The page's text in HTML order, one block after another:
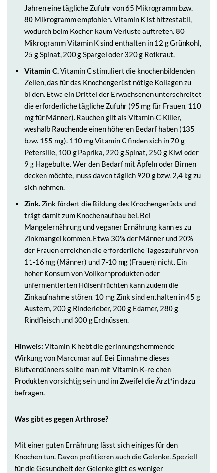
Jahren eine tägliche Zufuhr von 65 Mikrogramm bzw.
80 Mikrogramm empfohlen. Vitamin K ist hitzestabil,
wodurch beim Kochen kaum Verluste auftreten. 80
Mikrogramm Vitamin K sind enthalten in 12 g Grünkohl,
25 g Spinat, 200 g Spargel oder 320 g Rotkraut.
Vitamin C.Vitamin C stimuliert die knochenbildenden
Zellen, das für das Knochengerüst nötige Kollagen zu
bilden. Etwa ein Drittel der Erwachsenen unterschreitet
die erforderliche tägliche Zufuhr (95 mg für Frauen, 110
mg für Männer). Rauchen gilt als Vitamin-C-Killer,
weshalb Rauchende einen höheren Bedarf haben (135
bzw. 155 mg). 110 mg Vitamin C finden sich in 70 g
Petersilie, 100 g Paprika, 220 g Spinat, 250 g Kiwi oder
9 g Hagebutte. Wer den Bedarf mit Äpfeln oder Birnen
decken möchte, muss davon täglich 920 g bzw. 2,4 kg zu
sich nehmen.
Zink. Zink fördert die Bildung des Knochengerüsts und
trägt damit zum Knochenaufbau bei. Bei
Mangelernährung und veganer Ernährung kann es zu
Zinkmangel kommen. Etwa 30% der Männer und 20%
der Frauen erreichen die erforderliche Tageszufuhr von
11-16 mg (Männer) und 7-10 mg (Frauen) nicht. Ein
hoher Konsum von Vollkornprodukten oder
unfermentierten Hülsenfrüchten kann zudem die
Zinkaufnahme stören. 10 mg Zink sind enthalten in 45 g
Austern, 200 g Rinderleber, 200 g Edamer, 280 g
Rindfleisch und 300 g Erdnüssen.
Hinweis: Vitamin K hebt die gerinnungshemmende
Wirkung von Marcumar auf. Bei Einnahme dieses
Blutverdünners sollte man mit Vitamin-K-reichen
Produkten vorsichtig sein und im Zweifel die Ärzt*in dazu
befragen.
Was gibt es gegen Arthrose?
Mit einer guten Ernährung lässt sich einiges für den
Knochen tun. Davon profitieren auch die Gelenke. Speziell
für die Gesundheit der Gelenke gibt es weniger